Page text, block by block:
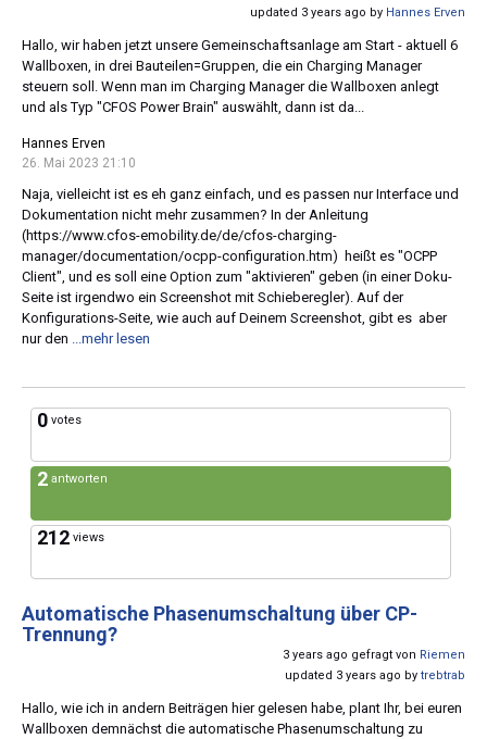
updated 3 years ago by Hannes Erven
Hallo, wir haben jetzt unsere Gemeinschaftsanlage am Start - aktuell 6
Wallboxen, in drei Bauteilen=Gruppen, die ein Charging Manager
steuern soll. Wenn man im Charging Manager die Wallboxen anlegt
und als Typ "CFOS Power Brain" auswählt, dann ist da...
Hannes Erven
26. Mai 2023 21:10
Naja, vielleicht ist es eh ganz einfach, und es passen nur Interface und
Dokumentation nicht mehr zusammen? In der Anleitung
(https://www.cfos-emobility.de/de/cfos-charging-
manager/documentation/ocpp-configuration.htm) heißt es "OCPP
Client", und es soll eine Option zum "aktivieren" geben (in einer Doku-
Seite ist irgendwo ein Screenshot mit Schieberegler). Auf der
Konfigurations-Seite, wie auch auf Deinem Screenshot, gibt es aber
nur den
...mehr lesen
0 votes
2 antworten
212 views
Automatische Phasenumschaltung über CP-
Trennung?
3 years ago gefragt von Riemen
updated 3 years ago by trebtrab
Hallo, wie ich in andern Beiträgen hier gelesen habe, plant Ihr, bei euren
Wallboxen demnächst die automatische Phasenumschaltung zu